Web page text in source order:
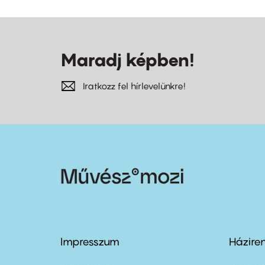
Maradj képben!
Iratkozz fel hírlevelünkre!
Footer
Impresszum